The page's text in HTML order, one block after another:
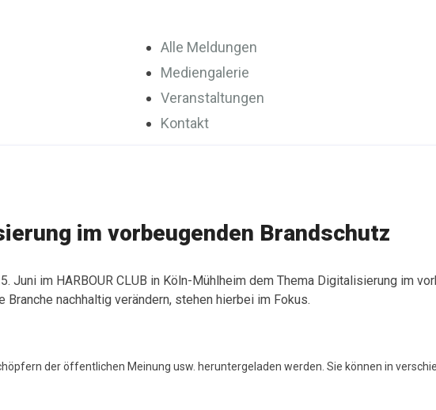
Alle Meldungen
Mediengalerie
Veranstaltungen
Kontakt
im vorbeugenden Brandschutz
Juni im HARBOUR CLUB in Köln-Mühlheim dem Thema Digitalisierung im
nachhaltig verändern, stehen hierbei im Fokus.
der öffentlichen Meinung usw. heruntergeladen werden. Sie können in